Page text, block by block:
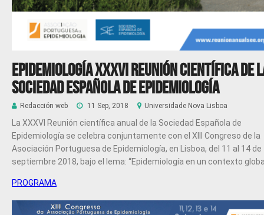
Epidemiología XXXVI Reunión científica de
Sociedad Española de Epidemiología
Redacción web 11 Sep, 2018 Universidade Nova Lisboa
La XXXVI Reunión científica anual de la Sociedad Española de
Epidemiología se celebra conjuntamente con el XIII Congreso de la
Asociación Portuguesa de Epidemiología, en Lisboa, del 11 al 14 de
septiembre 2018, bajo el lema: “Epidemiología en un contexto
PROGRAMA